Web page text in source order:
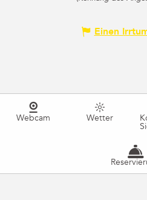
Einen
Webcam Wetter